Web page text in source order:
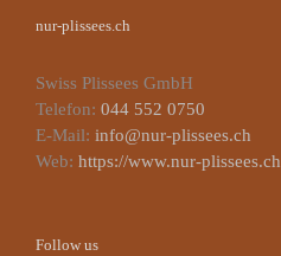
nur-plissees.ch
Swiss Plissees GmbH
Telefon: 044 552 0750
E-Mail: info@nur-plissees.ch
Web: https://www.nur-plissees.ch
Follow us